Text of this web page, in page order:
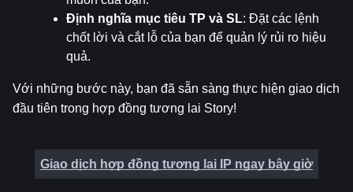
Định nghĩa mục tiêu TP và SL: Đặt các lệnh
chốt lời và cắt lỗ của bạn để quản lý rủi ro hiệu
quả.
Với những bước này, bạn đã sẵn sàng thực hiện giao dịch
đầu tiên trong hợp đồng tương lai Story!
Giao dịch hợp đồng tương lai IP ngay bây giờ